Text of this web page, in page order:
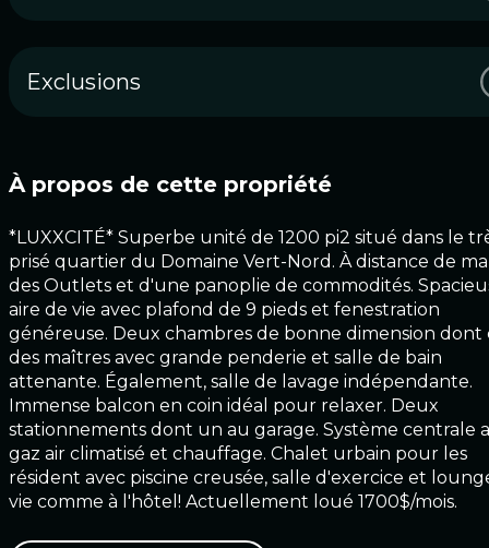
Exclusions
À propos de cette propriété
*LUXXCITÉ* Superbe unité de 1200 pi2 situé dans le
prisé quartier du Domaine Vert-Nord. À distance de
des Outlets et d'une panoplie de commodités.
aire de vie avec plafond de 9 pieds et fenestration
généreuse. Deux chambres de bonne dimension dont
des maîtres avec grande penderie et salle de bain
attenante. Également, salle de lavage indépendante.
Immense balcon en coin idéal pour relaxer. Deux
stationnements dont un au garage. Système centrale
gaz air climatisé et chauffage. Chalet urbain pour les
résident avec piscine creusée, salle d'exercice et
vie comme à l'hôtel! Actuellement loué 1700$/mois.